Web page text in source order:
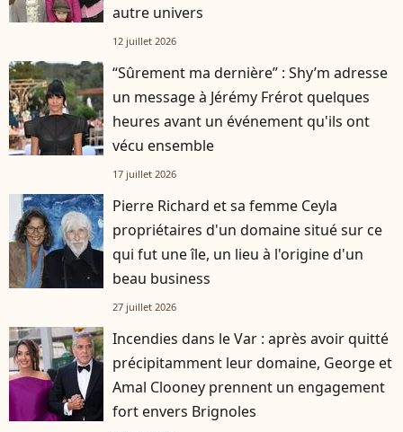
autre univers
12 juillet 2026
“Sûrement ma dernière” : Shy’m adresse
un message à Jérémy Frérot quelques
heures avant un événement qu'ils ont
vécu ensemble
17 juillet 2026
Pierre Richard et sa femme Ceyla
propriétaires d'un domaine situé sur ce
qui fut une île, un lieu à l'origine d'un
beau business
27 juillet 2026
Incendies dans le Var : après avoir quitté
précipitamment leur domaine, George et
Amal Clooney prennent un engagement
fort envers Brignoles